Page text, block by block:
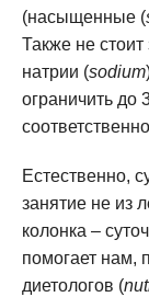
(насыщенные (
Также не
натрии (sodium
ограничить до
Естественно,
занятие не из
колонка –
помогает нам,
диетологов (